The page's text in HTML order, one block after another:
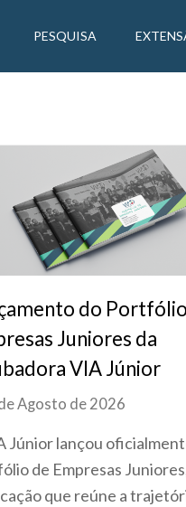
PESQUISA
do
Juniores da
VIA Júnior
Agosto de 2026
Júnior lançou
de Empresas
que reúne a